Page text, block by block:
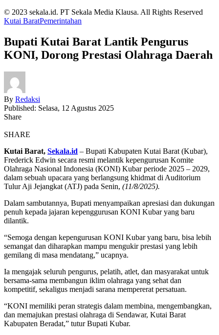
© 2023 sekala.id. PT Sekala Media Klausa. All Rights Reserved
Kutai BaratPemerintahan
Bupati Kutai Barat Lantik Pengurus
KONI, Dorong Prestasi Olahraga Daerah
By Redaksi
Published: Selasa, 12 Agustus 2025
Share
SHARE
Kutai Barat, Sekala.id – Bupati Kabupaten Kutai Barat (Kubar),
Frederick Edwin secara resmi melantik kepengurusan Komite
Olahraga Nasional Indonesia (KONI) Kubar periode 2025 – 2029,
dalam sebuah upacara yang berlangsung khidmat di Auditorium
Tulur Aji Jejangkat (ATJ) pada Senin, (11/8/2025).
Dalam sambutannya, Bupati menyampaikan apresiasi dan dukungan
penuh kepada jajaran kepenggurusan KONI Kubar yang baru
dilantik.
“Semoga dengan kepengurusan KONI Kubar yang baru, bisa lebih
semangat dan diharapkan mampu mengukir prestasi yang lebih
gemilang di masa mendatang,” ucapnya.
Ia mengajak seluruh pengurus, pelatih, atlet, dan masyarakat untuk
bersama-sama membangun iklim olahraga yang sehat dan
kompetitif, sekaligus menjadi sarana mempererat persatuan.
“KONI memiliki peran strategis dalam membina, mengembangkan,
dan memajukan prestasi olahraga di Sendawar, Kutai Barat
Kabupaten Beradat,” tutur Bupati Kubar.